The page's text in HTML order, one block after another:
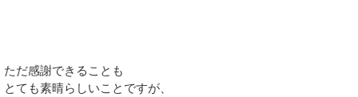
ただ感謝できることも
とても素晴らしいことですが、